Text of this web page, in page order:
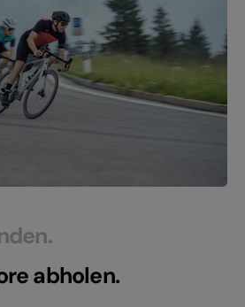
abholen.